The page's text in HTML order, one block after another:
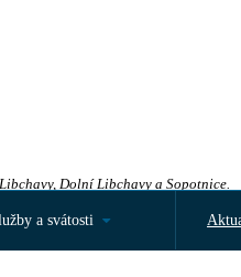
Dolní Libchavy a Sopotnice.
a svátosti